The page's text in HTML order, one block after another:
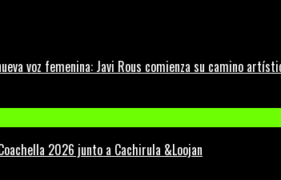
voz femenina: Javi Rous comienza su camino
2026 junto a Cachirula &Loojan